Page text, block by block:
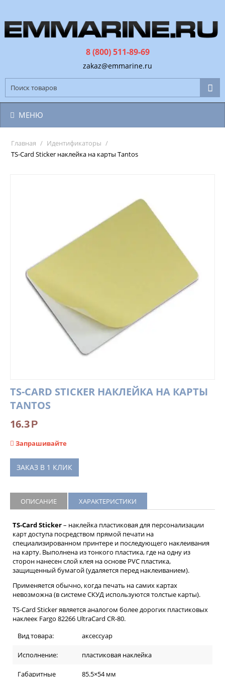
8 (800) 511-89-69
zakaz@emmarine.ru
МЕНЮ
Главная / Идентификаторы /
TS-Card Sticker наклейка на карты Tantos
TS-CARD STICKER НАКЛЕЙКА НА КАРТЫ
TANTOS
16.3Р
Запрашивайте
ЗАКАЗ В 1 КЛИК
ОПИСАНИЕ ХАРАКТЕРИСТИКИ
TS-Card Sticker– наклейка пластиковая для персонализации
карт доступа посредством прямой печати на
специализированном принтере и последующего наклеивания
на карту. Выполнена из тонкого пластика, где на одну из
сторон нанесен слой клея на основе PVC пластика,
защищенный бумагой (удаляется перед наклеиванием).
Применяется обычно, когда печать на самих картах
невозможна (в системе СКУД используются толстые карты).
TS-Card Sticker является аналогом более дорогих пластиковых
наклеек Fargo 82266 UltraCard CR-80.
Вид товара:
аксессуар
Исполнение: пластиковая наклейка
Габаритные 85.5×54 мм